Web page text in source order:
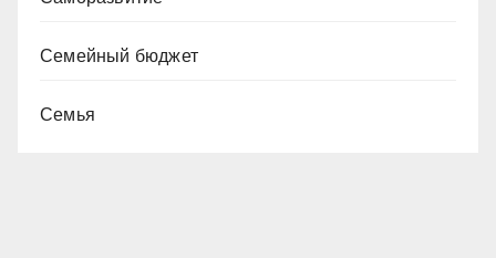
Семейный бюджет
Семья